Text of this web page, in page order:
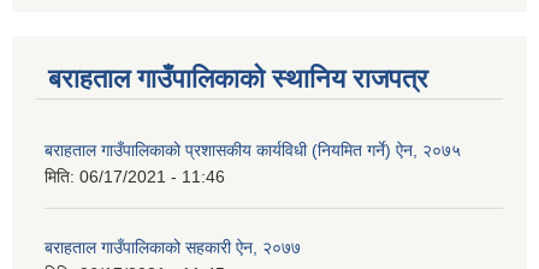
बराहताल गाउँपालिकाको स्थानिय राजपत्र
बराहताल गाउँपालिकाको प्रशासकीय कार्यविधी (नियमित गर्ने) ऐन, २०७५
मिति: 06/17/2021 - 11:46
बराहताल गाउँपालिकाको सहकारी ऐन, २०७७